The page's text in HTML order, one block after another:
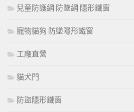
兒童防護網 防墜網 隱形鐵窗
寵物貓狗 防墜隱形鐵窗
工廠直營
貓犬門
防盜隱形鐵窗